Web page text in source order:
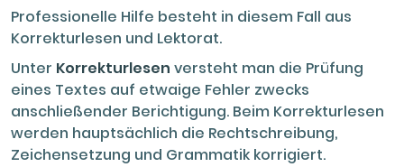
Professionelle Hilfe besteht in diesem Fall aus
Korrekturlesen und Lektorat.
Unter Korrekturlesen versteht man die Prüfung
eines Textes auf etwaige Fehler zwecks
anschließender Berichtigung. Beim Korrekturlesen
werden hauptsächlich die Rechtschreibung,
Zeichensetzung und Grammatik korrigiert.